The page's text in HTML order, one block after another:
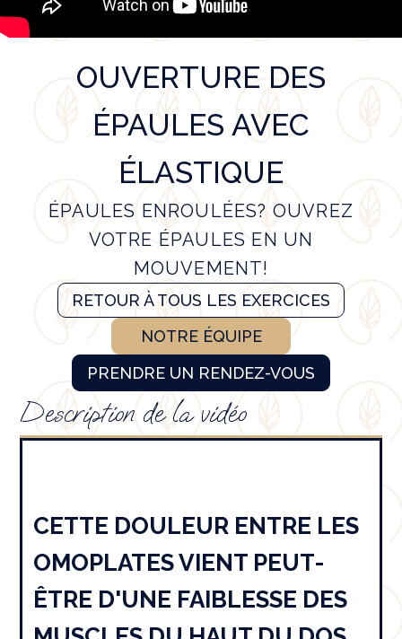
OUVERTURE DES
ÉPAULES AVEC
ÉLASTIQUE
ÉPAULES ENROULÉES? OUVREZ
VOTRE ÉPAULES EN UN
MOUVEMENT!
RETOUR À TOUS LES EXERCICES
NOTRE ÉQUIPE
PRENDRE UN RENDEZ-VOUS
Description de la vidéo
CETTE DOULEUR ENTRE LES
OMOPLATES VIENT PEUT-
ÊTRE D'UNE FAIBLESSE DES